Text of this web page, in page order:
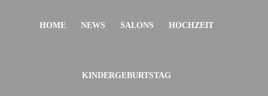
HOME NEWS SALONS HOCHZEIT
KINDERGEBURTSTAG